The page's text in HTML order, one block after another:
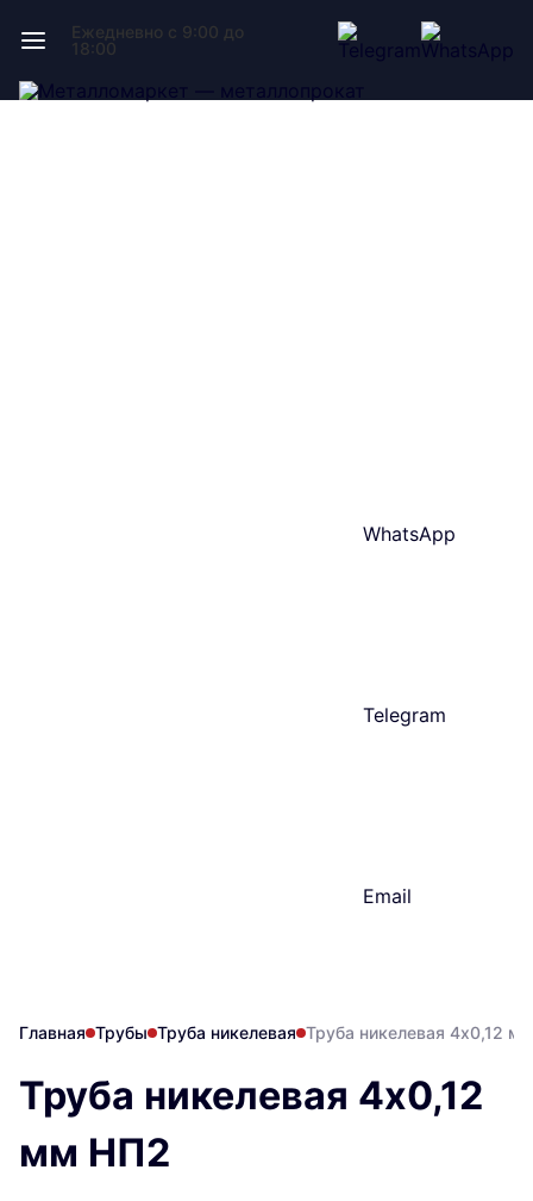
Ежедневно с 9:00 до
18:00
WhatsApp
Telegram
Email
Главная Трубы Труба никелевая Труба никелевая 4х0,12
Труба никелевая 4х0,12
мм НП2